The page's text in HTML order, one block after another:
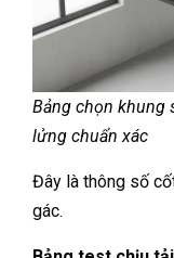
Bảng chọn khung
lửng chuẩn xác
Đây là thông số
gác.